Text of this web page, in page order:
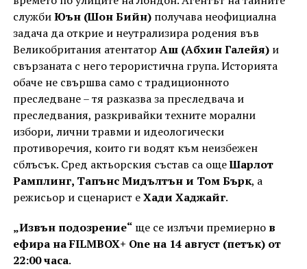
службиЮън (Шон Бийн)получава неофициална
задача да открие и неутрализира родения във
Великобритания атентатор Аш (Абхин Галейя)и
свързаната с него терористична група. Историята
обаче не свършва само с традиционното
преследване – тя разказва за преследвача и
преследвания, разкривайки техните морални
избори, лични травми и идеологически
противоречия, които ги водят към неизбежен
сблъсък. Сред актьорския състав са ощеШарлот
Рамплинг, Тапънс Мидълтън и Том Бърк, а
режисьор и сценарист еХади Хаджайг.
„Извън подозрение“ще се излъчи премиерно в
ефира на FILMBOX+ One на 14 август (петък) от
22:00 часа.